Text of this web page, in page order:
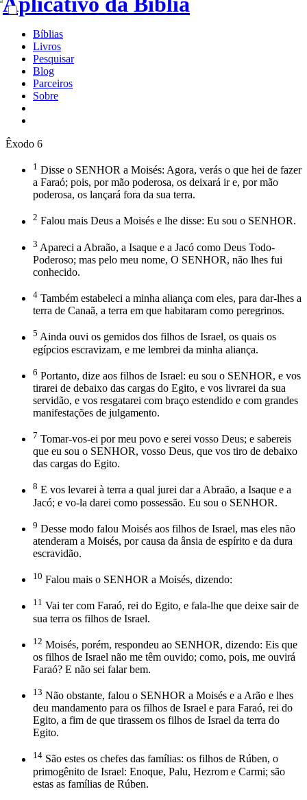
Bíblias
Livros
Pesquisar
Blog
Parceiros
Sobre
Êxodo 6
1 Disse o SENHOR a Moisés: Agora, verás o que hei de fazer
a Faraó; pois, por mão poderosa, os deixará ir e, por mão
poderosa, os lançará fora da sua terra.
2 Falou mais Deus a Moisés e lhe disse: Eu sou o SENHOR.
3 Apareci a Abraão, a Isaque e a Jacó como Deus Todo-
Poderoso; mas pelo meu nome, O SENHOR, não lhes fui
conhecido.
4 Também estabeleci a minha aliança com eles, para dar-lhes a
terra de Canaã, a terra em que habitaram como peregrinos.
5 Ainda ouvi os gemidos dos filhos de Israel, os quais os
egípcios escravizam, e me lembrei da minha aliança.
6 Portanto, dize aos filhos de Israel: eu sou o SENHOR, e vos
tirarei de debaixo das cargas do Egito, e vos livrarei da sua
servidão, e vos resgatarei com braço estendido e com grandes
manifestações de julgamento.
7 Tomar-vos-ei por meu povo e serei vosso Deus; e sabereis
que eu sou o SENHOR, vosso Deus, que vos tiro de debaixo
das cargas do Egito.
8 E vos levarei à terra a qual jurei dar a Abraão, a Isaque e a
Jacó; e vo-la darei como possessão. Eu sou o SENHOR.
9 Desse modo falou Moisés aos filhos de Israel, mas eles não
atenderam a Moisés, por causa da ânsia de espírito e da dura
escravidão.
10 Falou mais o SENHOR a Moisés, dizendo:
11 Vai ter com Faraó, rei do Egito, e fala-lhe que deixe sair de
sua terra os filhos de Israel.
12 Moisés, porém, respondeu ao SENHOR, dizendo: Eis que
os filhos de Israel não me têm ouvido; como, pois, me ouvirá
Faraó? E não sei falar bem.
13 Não obstante, falou o SENHOR a Moisés e a Arão e lhes
deu mandamento para os filhos de Israel e para Faraó, rei do
Egito, a fim de que tirassem os filhos de Israel da terra do
Egito.
14 São estes os chefes das famílias: os filhos de Rúben, o
primogênito de Israel: Enoque, Palu, Hezrom e Carmi; são
estas as famílias de Rúben.